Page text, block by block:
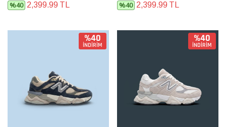
%40 2,399.99 TL %40 2,399.99 TL
%40
İNDİRİM
%40
İNDİRİM